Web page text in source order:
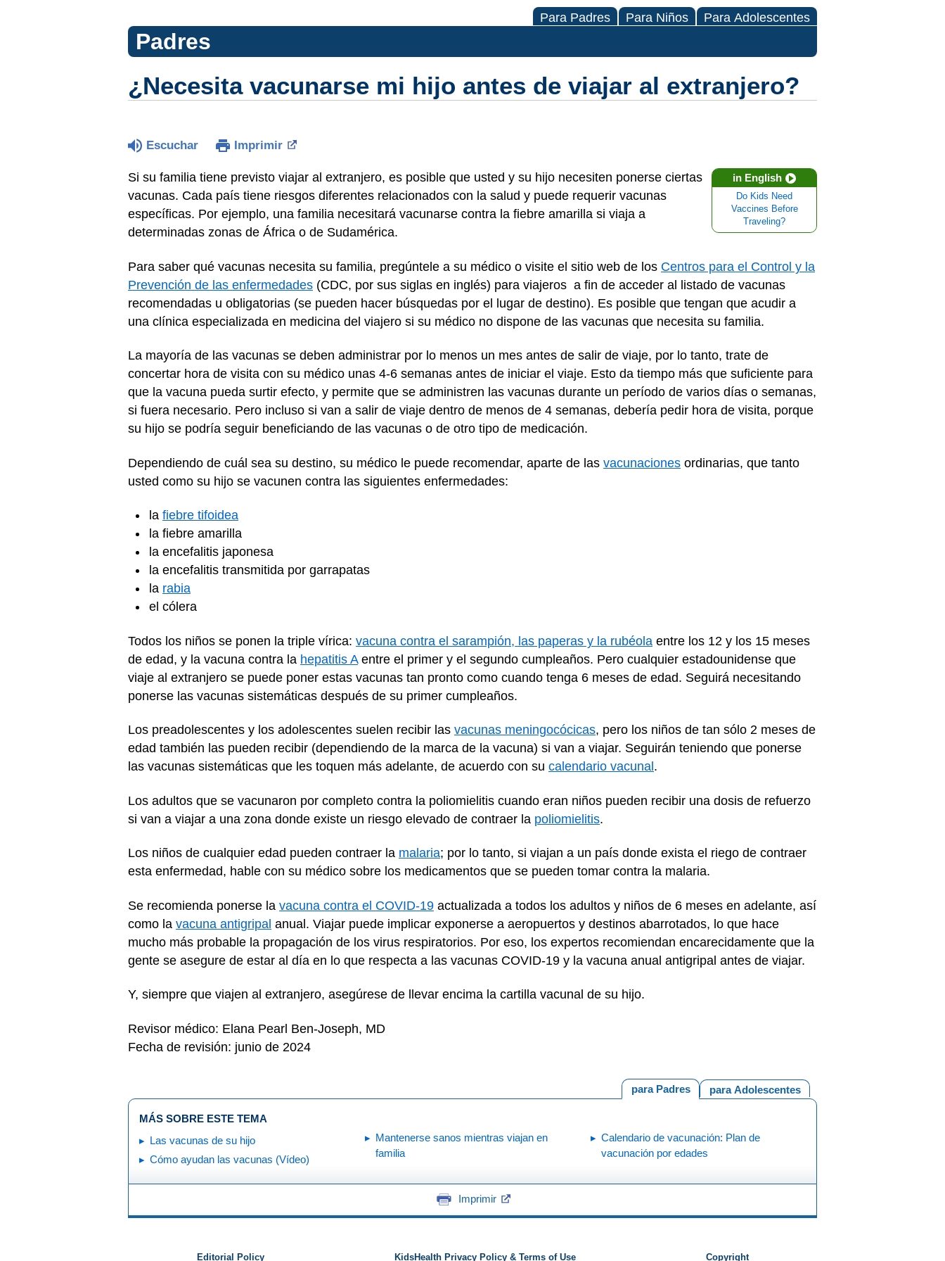
Para Padres Para Niños Para Adolescentes
Padres
¿Necesita vacunarse mi hijo antes de viajar al extranjero?
Escuchar Imprimir
in English
Do Kids Need
Vaccines Before
Traveling?
Si su familia tiene previsto viajar al extranjero, es posible que usted y su hijo necesiten ponerse ciertas
vacunas. Cada país tiene riesgos diferentes relacionados con la salud y puede requerir vacunas
específicas. Por ejemplo, una familia necesitará vacunarse contra la fiebre amarilla si viaja a
determinadas zonas de África o de Sudamérica.
Para saber qué vacunas necesita su familia, pregúntele a su médico o visite el sitio web de los Centros para el Control y la
Prevención de las enfermedades (CDC, por sus siglas en inglés) para viajeros a fin de acceder al listado de vacunas
recomendadas u obligatorias (se pueden hacer búsquedas por el lugar de destino). Es posible que tengan que acudir a
una clínica especializada en medicina del viajero si su médico no dispone de las vacunas que necesita su familia.
La mayoría de las vacunas se deben administrar por lo menos un mes antes de salir de viaje, por lo tanto, trate de
concertar hora de visita con su médico unas 4-6 semanas antes de iniciar el viaje. Esto da tiempo más que suficiente para
que la vacuna pueda surtir efecto, y permite que se administren las vacunas durante un período de varios días o semanas,
si fuera necesario. Pero incluso si van a salir de viaje dentro de menos de 4 semanas, debería pedir hora de visita, porque
su hijo se podría seguir beneficiando de las vacunas o de otro tipo de medicación.
Dependiendo de cuál sea su destino, su médico le puede recomendar, aparte de las vacunaciones ordinarias, que tanto
usted como su hijo se vacunen contra las siguientes enfermedades:
la fiebre tifoidea
la fiebre amarilla
la encefalitis japonesa
la encefalitis transmitida por garrapatas
la rabia
el cólera
Todos los niños se ponen la triple vírica: vacuna contra el sarampión, las paperas y la rubéola entre los 12 y los 15 meses
de edad, y la vacuna contra la hepatitis Aentre el primer y el segundo cumpleaños. Pero cualquier estadounidense que
viaje al extranjero se puede poner estas vacunas tan pronto como cuando tenga 6 meses de edad. Seguirá necesitando
ponerse las vacunas sistemáticas después de su primer cumpleaños.
Los preadolescentes y los adolescentes suelen recibir las vacunas meningocócicas, pero los niños de tan sólo 2 meses de
edad también las pueden recibir (dependiendo de la marca de la vacuna) si van a viajar. Seguirán teniendo que ponerse
las vacunas sistemáticas que les toquen más adelante, de acuerdo con su calendario vacunal .
Los adultos que se vacunaron por completo contra la poliomielitis cuando eran niños pueden recibir una dosis de refuerzo
si van a viajar a una zona donde existe un riesgo elevado de contraer la poliomielitis.
Los niños de cualquier edad pueden contraer la malaria; por lo tanto, si viajan a un país donde exista el riego de contraer
esta enfermedad, hable con su médico sobre los medicamentos que se pueden tomar contra la malaria.
Se recomienda ponerse la vacuna contra el COVID-19 actualizada a todos los adultos y niños de 6 meses en adelante, así
como la vacuna antigripal anual. Viajar puede implicar exponerse a aeropuertos y destinos abarrotados, lo que hace
mucho más probable la propagación de los virus respiratorios. Por eso, los expertos recomiendan encarecidamente que la
gente se asegure de estar al día en lo que respecta a las vacunas COVID-19 y la vacuna anual antigripal antes de viajar.
Y, siempre que viajen al extranjero, asegúrese de llevar encima la cartilla vacunal de su hijo.
Revisor médico: Elana Pearl Ben-Joseph, MD
Fecha de revisión: junio de 2024
para Adolescentes
para Padres
MÁS SOBRE ESTE TEMA
Las vacunas de su hijo
Cómo ayudan las vacunas (Vídeo)
Mantenerse sanos mientras viajan en
familia
Calendario de vacunación: Plan de
vacunación por edades
Imprimir
Editorial Policy KidsHealth Privacy Policy & Terms of Use Copyright